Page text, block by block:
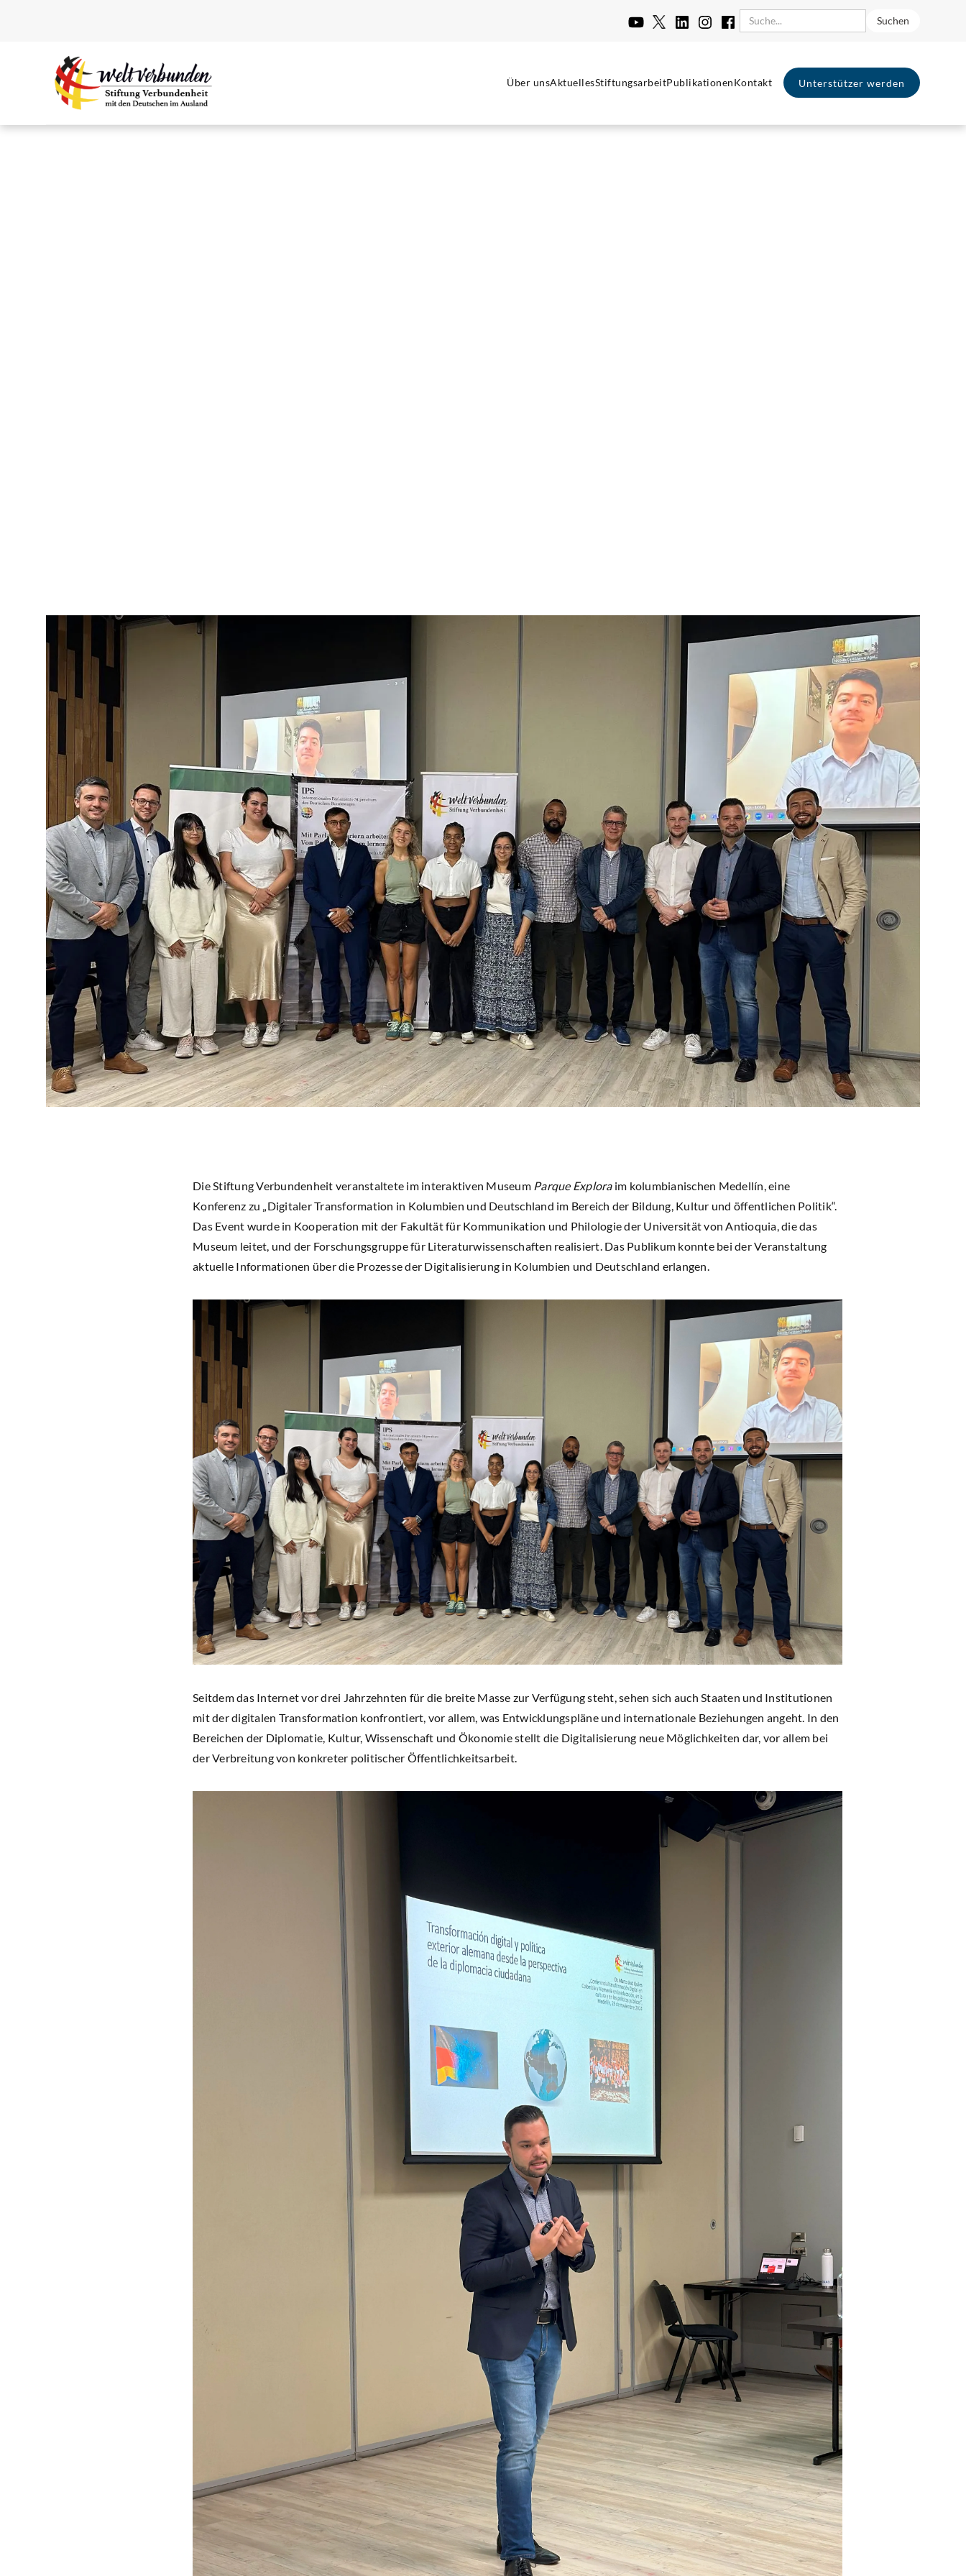
Über unsAktuellesStiftungsarbeitPublikationenKontakt Unterstützer werden
Die Stiftung Verbundenheit veranstaltete im interaktiven Museum Parque Exploraim kolumbianischen Medellín, eine
Konferenz zu „Digitaler Transformation in Kolumbien und Deutschland im Bereich der Bildung, Kultur und öffentlichen Politik“.
Das Event wurde in Kooperation mit der Fakultät für Kommunikation und Philologie der Universität von Antioquia, die das
Museum leitet, und der Forschungsgruppe für Literaturwissenschaften realisiert. Das Publikum konnte bei der Veranstaltung
aktuelle Informationen über die Prozesse der Digitalisierung in Kolumbien und Deutschland erlangen.
Seitdem das Internet vor drei Jahrzehnten für die breite Masse zur Verfügung steht, sehen sich auch Staaten und Institutionen
mit der digitalen Transformation konfrontiert, vor allem, was Entwicklungspläne und internationale Beziehungen angeht. In den
Bereichen der Diplomatie, Kultur, Wissenschaft und Ökonomie stellt die Digitalisierung neue Möglichkeiten dar, vor allem bei
der Verbreitung von konkreter politischer Öffentlichkeitsarbeit.